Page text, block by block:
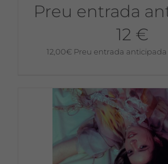
Preu entrada
12 €
12,00€ Preu entrada anticipada